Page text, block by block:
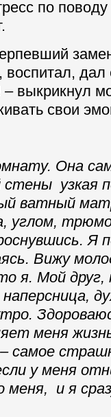
по
воспитал,
– выкрикнул
свои
Она
стены узкая
ватный
углом,
Я
Вижу
я. Мой друг,
меня
самое
у меня
и я